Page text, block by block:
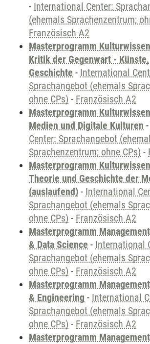
- International Center:
(ehemals Sprachenzentrum;
Französisch A2
Masterprogramm
Kritik der Gegenwart -
Geschichte - International
Sprachangebot (ehemals
ohne CPs) - Französisch A2
Masterprogramm
Medien und Digitale Kulturen -
Center: Sprachangebot
Sprachenzentrum; ohne CPs) -
Masterprogramm
Theorie und Geschichte der
(auslaufend) - International
Sprachangebot (ehemals
ohne CPs) - Französisch A2
Masterprogramm
& Data Science - International
Sprachangebot (ehemals
ohne CPs) - Französisch A2
Masterprogramm
& Engineering - International
Sprachangebot (ehemals
ohne CPs) - Französisch A2
Masterprogramm